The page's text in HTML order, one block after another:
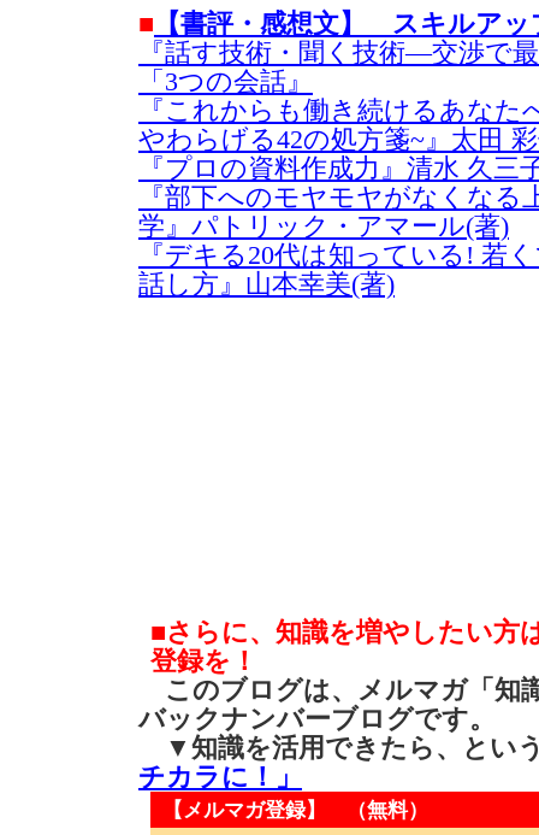
■ 【書評・感想文】 スキルア
『話す技術・聞く技術―交渉で
「3つの会話』
『これからも働き続けるあなた
やわらげる42の処方箋~』太田
『プロの資料作成力』清水 久三
『部下へのモヤモヤがなくなる
学』パトリック・アマール(著)
『デキる20代は知っている! 若
話し方』山本幸美(著)
■さらに、知識を増やしたい方
登録を！
このブログは、メルマガ「知
バックナンバーブログです。
▼知識を活用できたら、と
チカラに！」
【メルマガ登録】 （無料）